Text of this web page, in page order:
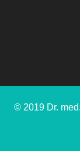
© 2019 Dr.